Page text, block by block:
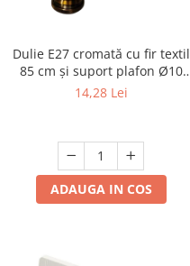
Dulie E27 cromată cu fir textil
85 cm și suport plafon Ø10
cm, cu accesorii de montaj
14,28 Lei
ADAUGA IN COS